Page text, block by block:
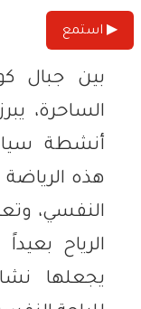
▶ استمع
بين جبال
الساحرة،
أنشطة
هذه
النفسي،
الرياح
يجعلها